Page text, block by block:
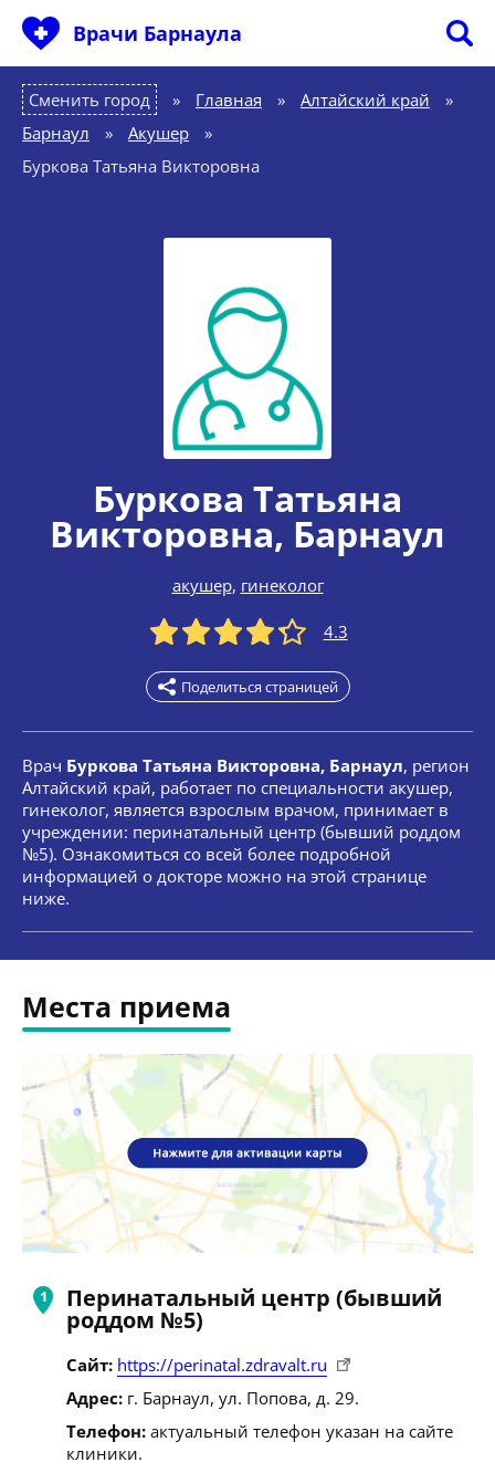
Врачи Барнаула
Сменить город Главная » Алтайский край
»
Барнаул
» Акушер
»
Буркова Татьяна Викторовна
Буркова Татьяна
Викторовна, Барнаул
акушер, гинеколог
4.3
Поделиться страницей
Врач Буркова Татьяна Викторовна, Барнаул, регион
Алтайский край, работает по специальности акушер,
гинеколог, является взрослым врачом, принимает в
учреждении: перинатальный центр (бывший роддом
№5). Ознакомиться со всей более подробной
информацией о докторе можно на этой странице
ниже.
Места приема
Перинатальный центр (бывший
роддом №5)
Сайт: https://perinatal.zdravalt.ru
Адрес: г. Барнаул, ул. Попова, д. 29.
Телефон: актуальный телефон указан на сайте
клиники.